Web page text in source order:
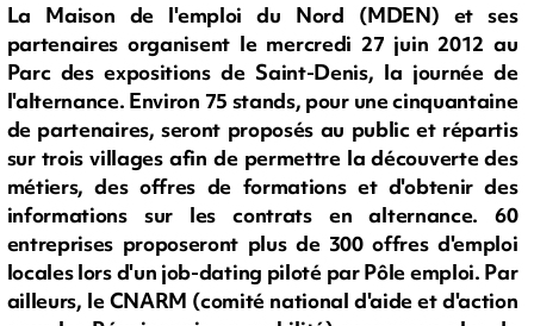
La Maison de l'emploi du Nord (MDEN) et ses
partenaires organisent le mercredi 27 juin 2012 au
Parc des expositions de Saint-Denis, la journée de
l'alternance. Environ 75 stands, pour une cinquantaine
de partenaires, seront proposés au public et répartis
sur trois villages afin de permettre la découverte des
métiers, des offres de formations et d'obtenir des
informations sur les contrats en alternance. 60
entreprises proposeront plus de 300 offres d'emploi
locales lors d'un job-dating piloté par Pôle emploi. Par
ailleurs, le CNARM (comité national d'aide et d'action